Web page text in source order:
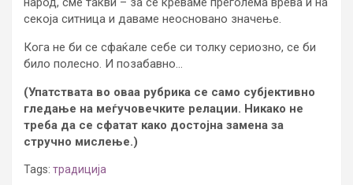
секоја ситница и даваме неосновано значење.
Кога не би се сфаќале себе си толку сериозно, се би
било полесно. И позабавно…
(Упатствата во оваа рубрика се само субјективно
гледање на меѓучовечките релации. Никако не
треба да се сфатат како достојна замена за
стручно мислење.)
Tags: традиција